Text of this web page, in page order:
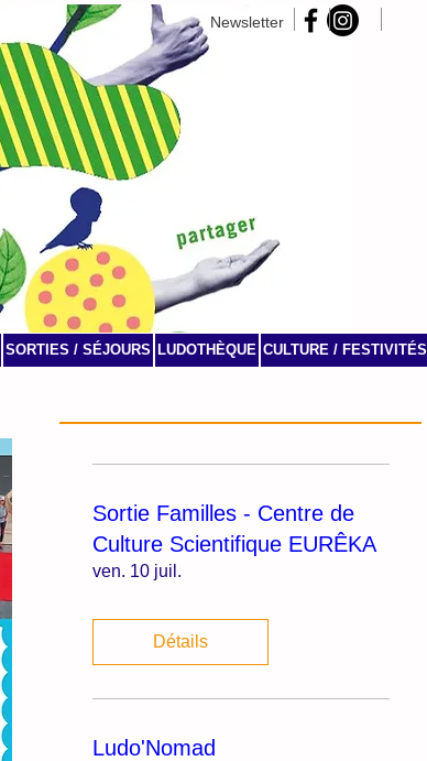
Newsletter
SORTIES / SÉJOURS LUDOTHÈQUE CULTURE / FESTIVITÉS
Sortie Familles - Centre de
Culture Scientifique EURÊKA
ven. 10 juil.
Détails
Ludo'Nomad